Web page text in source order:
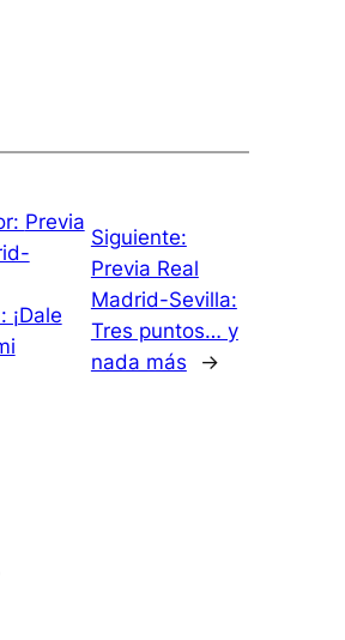
Previa
¡Dale
Siguiente:
Previa Real
Madrid-Sevilla:
Tres puntos… y
nada más
→